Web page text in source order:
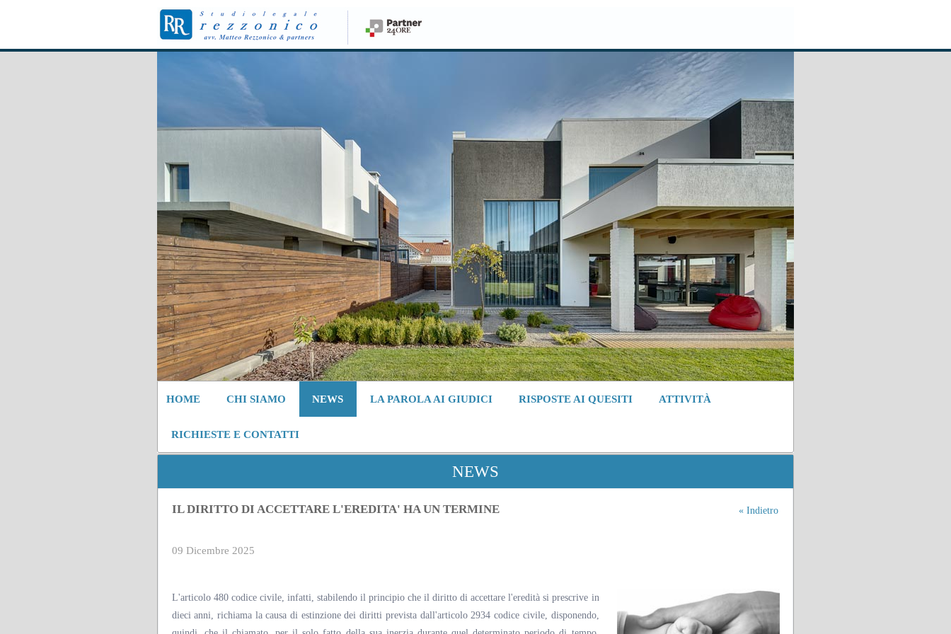
HOME CHI SIAMO NEWS LA PAROLA AI GIUDICI RISPOSTE AI QUESITI ATTIVITÀ
RICHIESTE E CONTATTI
NEWS
IL DIRITTO DI ACCETTARE L'EREDITA' HA UN TERMINE « Indietro
09 Dicembre 2025
L'articolo 480 codice civile, infatti, stabilendo il principio che il diritto di accettare l'eredità si prescrive in
dieci anni, richiama la causa di estinzione dei diritti prevista dall'articolo 2934 codice civile, disponendo,